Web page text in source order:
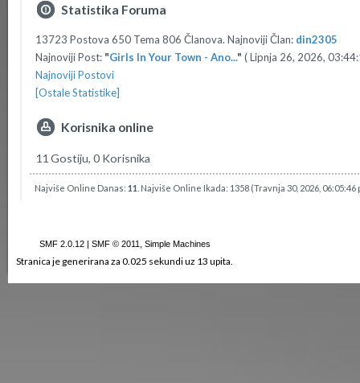
Statistika Foruma
13723 Postova 650 Tema 806 Članova. Najnoviji Član: din2305
Najnoviji Post: "Girls In Your Town - Ano..." ( Lipnja 26, 2026,
Najnoviji Postovi
[Ostale Statistike]
Korisnika online
11 Gostiju, 0 Korisnika
Najviše Online Danas: 11 . Najviše Online Ikada: 1358 (Travnja 30, 2026,
SMF 2.0.12| SMF © 2011 Simple Machines
Stranica je generirana za 0.025 sekundi uz 13 upita.